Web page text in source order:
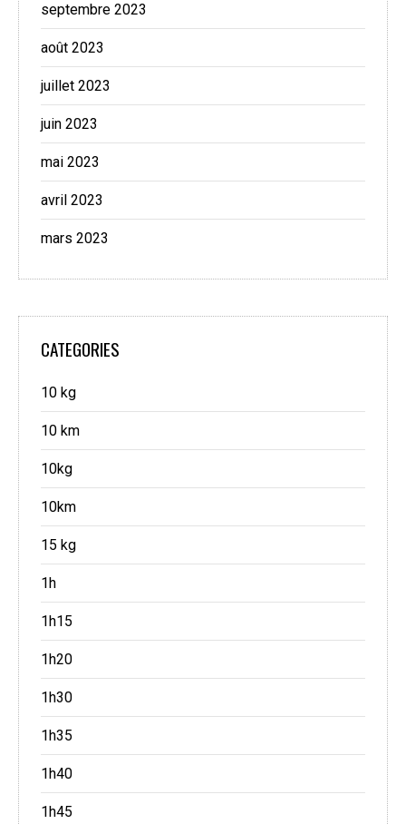
septembre 2023
août 2023
juillet 2023
juin 2023
mai 2023
avril 2023
mars 2023
CATEGORIES
10 kg
10 km
10kg
10km
15 kg
1h
1h15
1h20
1h30
1h35
1h40
1h45